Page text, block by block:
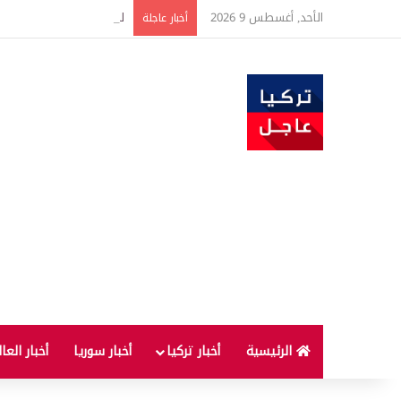
الأحد, أغسطس 9 2026 أخبار عاجلة لماذا لا يُنصح بإطفاء
الرئيسية أخبار تركيا أخبار سوريا أخبار